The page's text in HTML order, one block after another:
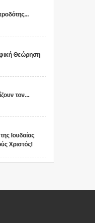
Θεώρηση
τον...
Ιουδαίας
Χριστός!